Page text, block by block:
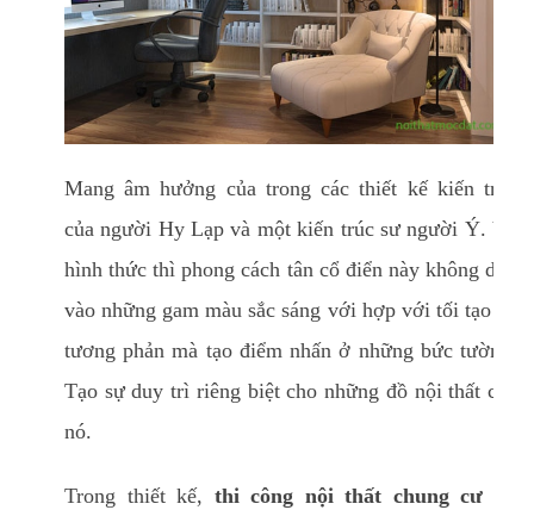
Mang âm hưởng của trong các thiết kế kiến trúc
của người Hy Lạp và một kiến trúc sư người Ý. Về
hình thức thì phong cách tân cổ điển này không dựa
vào những gam màu sắc sáng với hợp với tối tạo sự
tương phản mà tạo điểm nhấn ở những bức tường.
Tạo sự duy trì riêng biệt cho những đồ nội thất của
nó.
Trong thiết kế, thi công nội thất chung cư